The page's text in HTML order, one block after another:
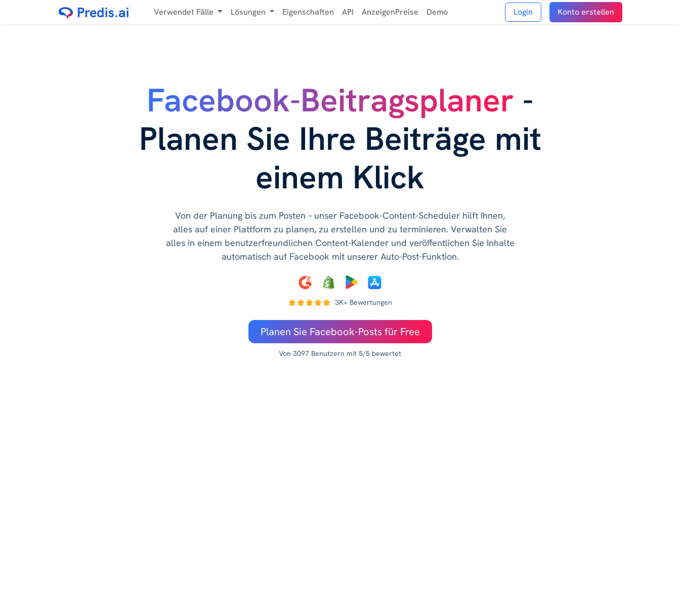
Verwendet Fälle Lösungen Eigenschaften API AnzeigenPreise Demo Login Konto erstellen
Facebook-Beitragsplaner -
Planen Sie Ihre Beiträge mit
einem Klick
Von der Planung bis zum Posten – unser Facebook-Content-Scheduler hilft Ihnen,
alles auf einer Plattform zu planen, zu erstellen und zu terminieren. Verwalten Sie
alles in einem benutzerfreundlichen Content-Kalender und veröffentlichen Sie Inhalte
automatisch auf Facebook mit unserer Auto-Post-Funktion.
3K+ Bewertungen
Planen Sie Facebook-Posts für Free
Von 3097 Benutzern mit 5/5 bewertet